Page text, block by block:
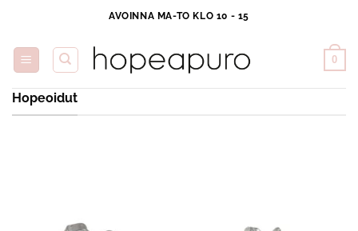
content
AVOINNA MA-TO KLO 10 - 15
0
Hopeoidut